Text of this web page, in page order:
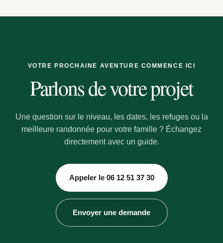
VOTRE PROCHAINE AVENTURE COMMENCE ICI
Parlons de votre projet
Une question sur le niveau, les dates, les refuges ou la
meilleure randonnée pour votre famille ? Échangez
directement avec un guide.
Appeler le 06 12 51 37 30
Envoyer une demande